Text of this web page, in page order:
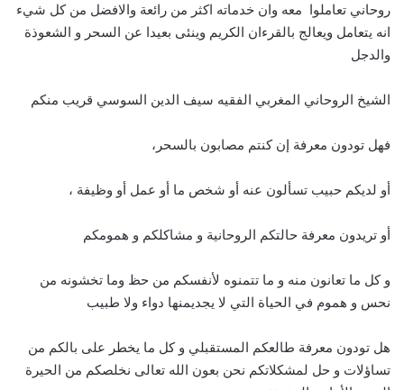
روحاني تعاملوا معه وان خدماته اكثر من رائعة والافضل من كل شيء
انه يتعامل ويعالج بالقرءان الكريم وينئى بعيدا عن السحر و الشعوذة
والدجل
الشيخ الروحاني المغربي الفقيه سيف الدين السوسي قريب منكم
فهل تودون معرفة إن كنتم مصابون بالسحر،
أو لديكم حبيب تسألون عنه أو شخص ما أو عمل أو وظيفة ،
أو تريدون معرفة حالتكم الروحانية و مشاكلكم و همومكم
و كل ما تعانون منه و ما تتمنوه لأنفسكم من حظ وما تخشونه من
نحس و هموم في الحياة التي لا يجديمنها دواء ولا طبيب
هل تودون معرفة طالعكم المستقبلي و كل ما يخطر على بالكم من
تساؤلات و حل لمشكلاتكم نحن بعون الله تعالى نخلصكم من الحيرة